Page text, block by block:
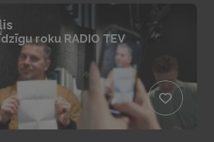
roku RADIO TEV